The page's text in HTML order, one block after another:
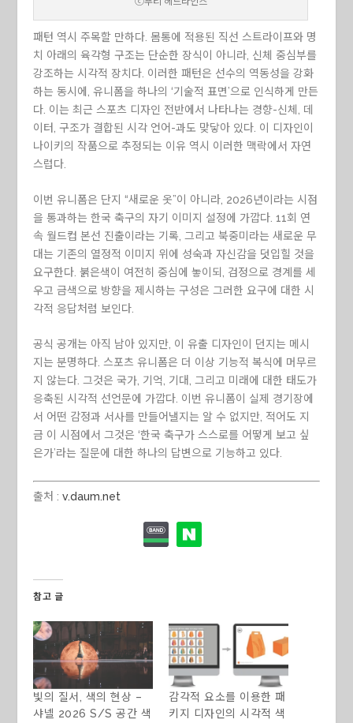
패턴 역시 주목할 만하다. 몸통에 적용된 직선 스트라이프와 명
치 아래의 육각형 구조는 단순한 장식이 아니라, 신체 중심부를
강조하는 시각적 장치다. 이러한 패턴은 선수의 역동성을 강화
하는 동시에, 유니폼을 하나의 ‘기술적 표면’으로 인식하게 만든
다. 이는 최근 스포츠 디자인 전반에서 나타나는 경향-신체, 데
이터, 구조가 결합된 시각 언어-과도 맞닿아 있다. 이 디자인이
나이키의 작품으로 추정되는 이유 역시 이러한 맥락에서 자연
스럽다.
이번 유니폼은 단지 “새로운 옷”이 아니라, 2026년이라는 시점
을 통과하는 한국 축구의 자기 이미지 설정에 가깝다. 11회 연
속 월드컵 본선 진출이라는 기록, 그리고 북중미라는 새로운 무
대는 기존의 열정적 이미지 위에 성숙과 자신감을 덧입힐 것을
요구한다. 붉은색이 여전히 중심에 놓이되, 검정으로 경계를 세
우고 금색으로 방향을 제시하는 구성은 그러한 요구에 대한 시
각적 응답처럼 보인다.
공식 공개는 아직 남아 있지만, 이 유출 디자인이 던지는 메시
지는 분명하다. 스포츠 유니폼은 더 이상 기능적 복식에 머무르
지 않는다. 그것은 국가, 기억, 기대, 그리고 미래에 대한 태도가
응축된 시각적 선언문에 가깝다. 이번 유니폼이 실제 경기장에
서 어떤 감정과 서사를 만들어낼지는 알 수 없지만, 적어도 지
금 이 시점에서 그것은 ‘한국 축구가 스스로를 어떻게 보고 싶
은가’라는 질문에 대한 하나의 답변으로 기능하고 있다.
출처 :v.daum.net
참고 글
빛의 질서, 색의 현상 –
샤넬 2026 S/S 공간 색
감각적 요소를 이용한 패
키지 디자인의 시각적 색